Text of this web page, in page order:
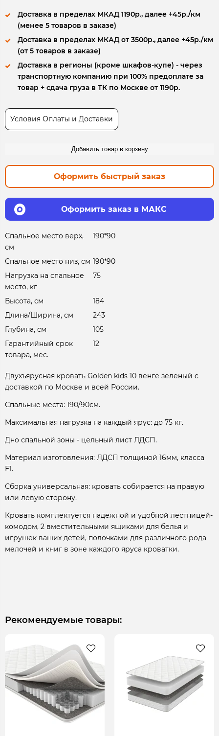
Доставка в пределах МКАД 1190р., далее +45р./км
(менее 5 товаров в заказе)
Доставка в пределах МКАД от 3500р., далее +45р./км
(от 5 товаров в заказе)
Доставка в регионы (кроме шкафов-купе) - через
транспортную компанию при 100% предоплате за
товар + сдача груза в ТК по Москве от 1190р.
Условия Оплаты и Доставки
Добавить товар в корзину
Оформить быстрый заказ
Оформить заказ в МАКС
Спальное место верх,
см
190*90
Спальное место низ, см 190*90
Нагрузка на спальное
место, кг
75
Высота, см
184
Длина/Ширина, см
243
Глубина, см
105
Гарантийный срок
товара, мес.
12
Двухъярусная кровать Golden kids 10 венге зеленый с
доставкой по Москве и всей России.
Спальные места: 190/90см.
Максимальная нагрузка на каждый ярус: до 75 кг.
Дно спальной зоны - цельный лист ЛДСП.
Материал изготовления: ЛДСП толщиной 16мм, класса
Е1.
Сборка универсальная: кровать собирается на правую
или левую сторону.
Кровать комплектуется надежной и удобной лестницей-
комодом, 2 вместительными ящиками для белья и
игрушек ваших детей, полочками для различного рода
мелочей и книг в зоне каждого яруса кроватки.
Рекомендуемые товары: